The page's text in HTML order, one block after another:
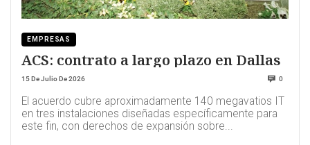
EMPRESAS
ACS: contrato a largo plazo en Dallas
15 De Julio De 2026 0
El acuerdo cubre aproximadamente 140 megavatios IT
en tres instalaciones diseñadas específicamente para
este fin, con derechos de expansión sobre...